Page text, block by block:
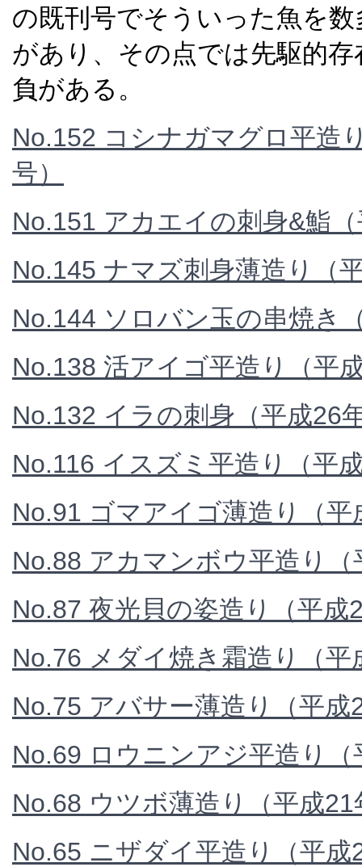
の既刊号でそういった魚を
があり、その点では先駆的
負がある。
No.152 コシナガマグロ平造
号）
No.151 アカエイの刺身&鮨
No.145 ナマズ刺身薄造り（
No.144 ソロバン玉の串焼き
No.138 活アイゴ平造り（平
No.132 イラの刺身（平成26
No.116 イスズミ平造り（平
No.91 ゴマアイゴ薄造り（平
No.88 アカマンボウ平造り（
No.87 夜光貝の姿造り（平成
No.76 メダイ焼き霜造り（平
No.75 アバサー薄造り（平成
No.69 ロウニンアジ平造り（
No.68 ウツボ薄造り（平成21
No.65 ニザダイ平造り（平成